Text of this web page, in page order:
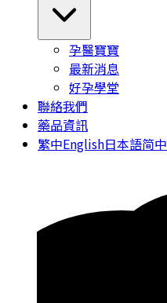
孕醫寶寶
最新消息
好孕學堂
聯絡我們
藥品資訊
繁中English日本語简中